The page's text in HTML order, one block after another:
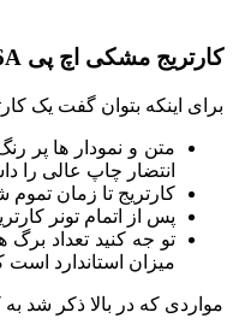
کارتریج مشکی اچ پی HP 76A
برای اینکه بتوان گفت یک
متن و نمودار ها پر
انتضار چاپ عالی را
کارتریج تا زمان
پس از اتمام تونر
تو جه کنید تعداد
میزان استاندارد است
مواردی که در بالا ذکر شد